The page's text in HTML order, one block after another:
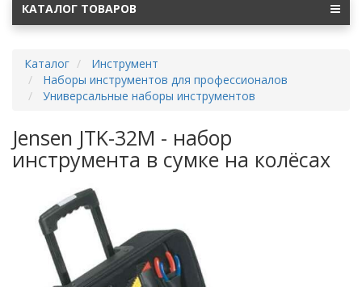
КАТАЛОГ ТОВАРОВ
Каталог
Инструмент
Наборы инструментов для профессионалов
Универсальные наборы инструментов
Jensen JTK-32M - набор
инструмента в сумке на колёсах